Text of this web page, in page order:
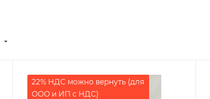
22% НДС можно вернуть (для
ООО и ИП с НДС)